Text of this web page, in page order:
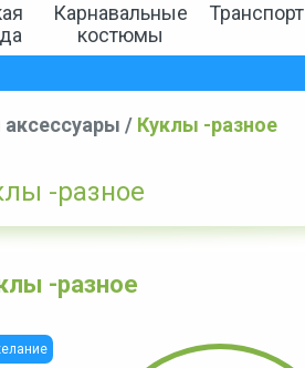
Карнавальные
костюмы
Транспорт
/ Куклы -разное
-разное
-разное